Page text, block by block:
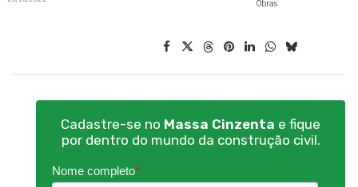
Obras
Cadastre-se no Massa Cinzenta e fique
por dentro do mundo da construção civil.